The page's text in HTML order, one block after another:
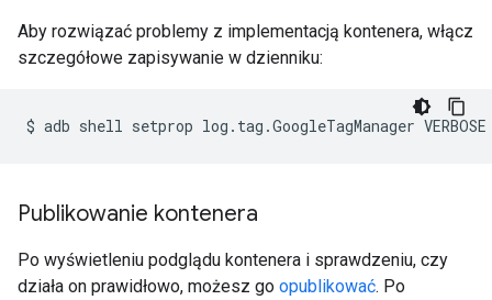
Aby rozwiązać problemy z implementacją kontenera, włącz
szczegółowe zapisywanie w dzienniku:
$ adb shell setprop log.tag.GoogleTagManager
Publikowanie kontenera
Po wyświetleniu podglądu kontenera i sprawdzeniu, czy
działa on prawidłowo, możesz go opublikować. Po